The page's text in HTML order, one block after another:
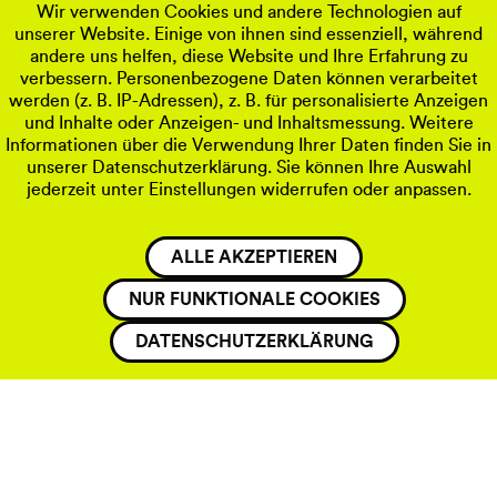
Wir verwenden Cookies und andere Technologien auf
unserer Website. Einige von ihnen sind essenziell, während
andere uns helfen, diese Website und Ihre Erfahrung zu
verbessern. Personenbezogene Daten können verarbeitet
werden (z. B. IP-Adressen), z. B. für personalisierte Anzeigen
und Inhalte oder Anzeigen- und Inhaltsmessung. Weitere
Informationen über die Verwendung Ihrer Daten finden Sie in
unserer Datenschutzerklärung. Sie können Ihre Auswahl
jederzeit unter Einstellungen widerrufen oder anpassen.
ALLE AKZEPTIEREN
NUR FUNKTIONALE COOKIES
DATENSCHUTZERKLÄRUNG